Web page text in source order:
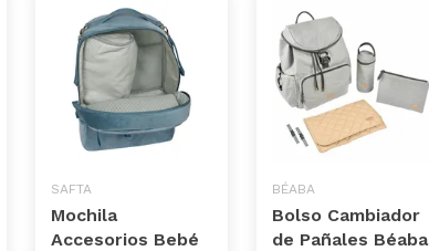
SAFTA
Mochila
Accesorios Bebé
BÉABA
Bolso Cambiador
de Pañales Béaba